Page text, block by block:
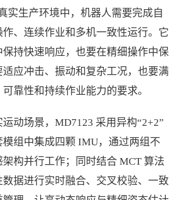
实生产环境中，机器人需要完成自
、连续作业和多机一致性运行。它
持快速响应，也要在精细操作中保
应冲击、振动和复杂工况，也要满
靠性和持续作业能力的要求。
动场景，MD7123 采用异构“2+2”
组中集成四颗 IMU，通过两组不
构并行工作；同时结合 MCT 算法
据进行实时融合、交叉校验、一致